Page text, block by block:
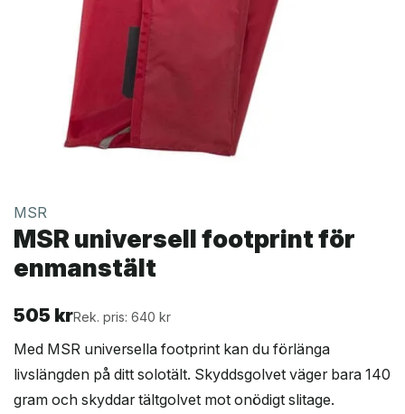
MSR
MSR universell footprint för
enmanstält
505 krRek. pris: 640 kr
Med MSR universella footprint kan du förlänga
livslängden på ditt solotält. Skyddsgolvet väger bara 140
gram och skyddar tältgolvet mot onödigt slitage.